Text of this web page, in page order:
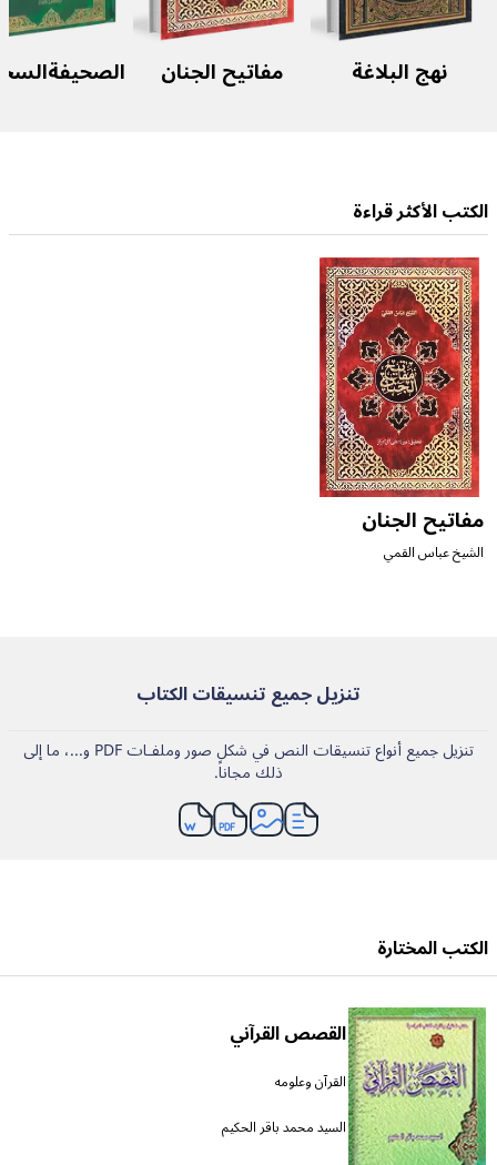
نهج البلاغة مفاتيح الجنان
الکتب الأکثر قراءة
مفاتيح الجنان
الشيخ عباس القمي
تنزيل جميع تنسيقات الكتاب
تنزيل جميع أنواع تنسيقات النص في شكل صور وملفـات PDF و...، ما إلى
ذلك مجاناً.
الکتب المختارة
القصص القرآني
القرآن وعلومه
السيد محمد باقر الحكيم